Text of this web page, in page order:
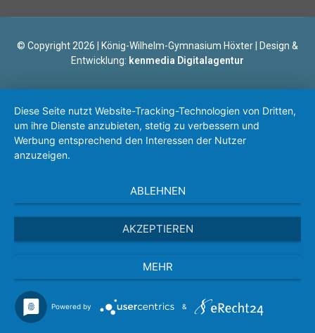
© Copyright 2026 | König-Wilhelm-Gymnasium Höxter | Design &
Entwicklung: kenmedia Digitalagentur
Diese Seite nutzt Website-Tracking-Technologien von Dritten,
um ihre Dienste anzubieten, stetig zu verbessern und
Werbung entsprechend den Interessen der Nutzer
anzuzeigen.
ABLEHNEN
AKZEPTIEREN
MEHR
Powered by &